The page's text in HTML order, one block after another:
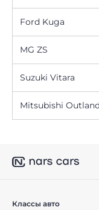
Ford Kuga
MG ZS
Suzuki Vitara
Mitsubishi
Классы авто